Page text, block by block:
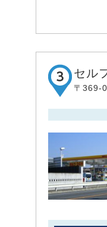
セル
〒369-